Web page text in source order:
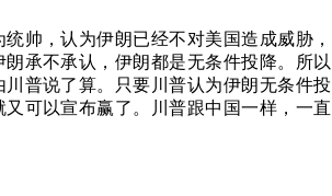
帅，认为伊朗已经不对美国造成威胁，
承不承认，伊朗都是无条件投降。所以
普说了算。只要川普认为伊朗无条件投
可以宣布赢了。川普跟中国一样，一直